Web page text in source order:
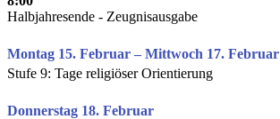
Halbjahresende - Zeugnisausgabe
Montag 15. Februar – Mittwoch 17. Februar
Stufe 9: Tage religiöser Orientierung
Donnerstag 18. Februar